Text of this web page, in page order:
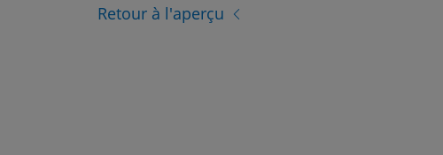
Retour à l'aperçu